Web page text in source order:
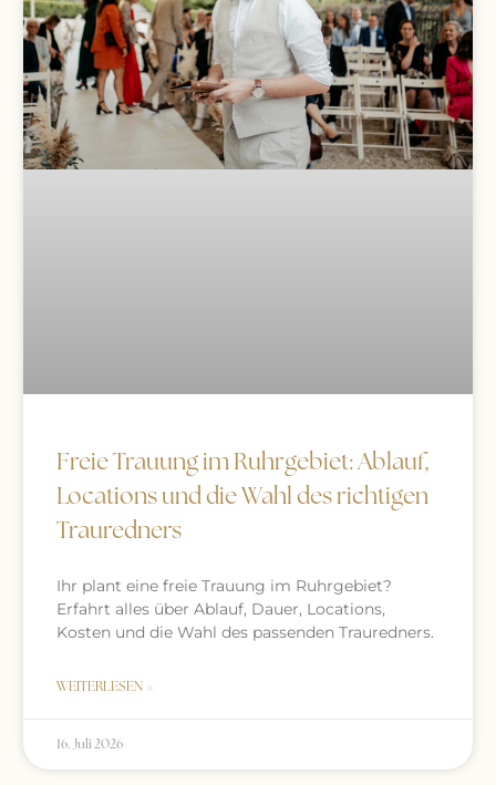
Freie Trauung im Ruhrgebiet: Ablauf,
Locations und die Wahl des richtigen
Trauredners
Ihr plant eine freie Trauung im Ruhrgebiet?
Erfahrt alles über Ablauf, Dauer, Locations,
Kosten und die Wahl des passenden Trauredners.
WEITERLESEN »
16. Juli 2026